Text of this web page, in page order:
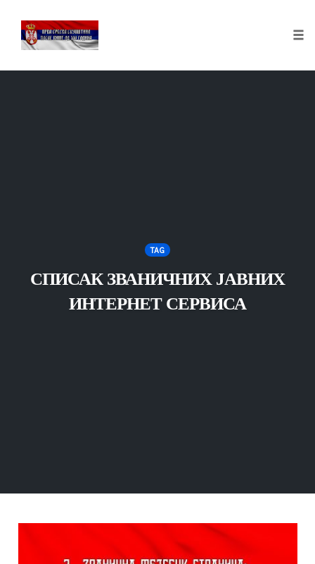
TAG
СПИСАК ЗВАНИЧНИХ ЈАВНИХ
ИНТЕРНЕТ СЕРВИСА